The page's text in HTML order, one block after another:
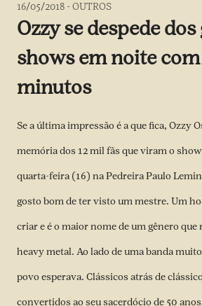
16/05/2018 -OUTROS
Ozzy se despede
shows em noite
minutos
Se a última impressão é a que fica, Ozzy
memória dos 12 mil fãs que viram o
quarta-feira (16) na Pedreira Paulo
gosto bom de ter visto um mestre. Um
criar e é o maior nome de um gênero que
heavy metal. Ao lado de uma banda
povo esperava. Clássicos atrás de
convertidos ao seu sacerdócio de 50